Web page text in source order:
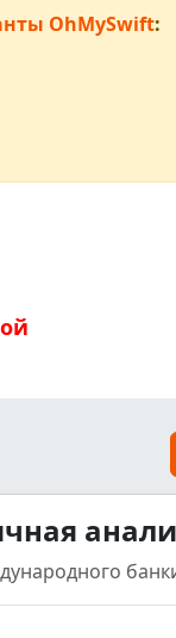
OhMySwift: